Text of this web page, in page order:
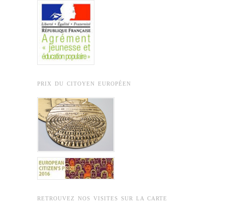
PRIX DU CITOYEN EUROPÉEN
RETROUVEZ NOS VISITES SUR LA CARTE